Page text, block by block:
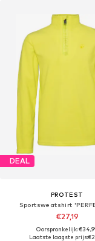
DEAL
PROTEST
Sportsweatshirt
€27,19
Oorspronkelijk:
Laatste laagste prijs: